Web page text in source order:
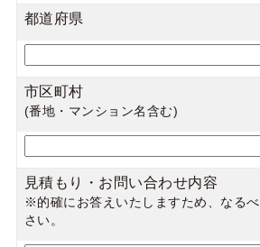
都道府県
市区町村
(番地・マンション名含む)
見積もり・お問い合わせ内容
※的確にお答えいたしますため、なる
さい。